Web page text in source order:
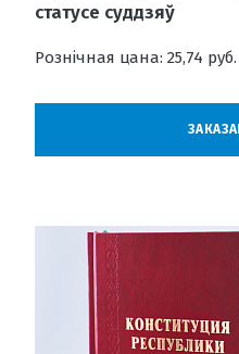
статусе суддзяў
Рознічная цана: 25,74 руб.